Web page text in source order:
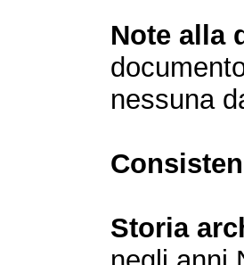
Note alla
nessuna
Storia